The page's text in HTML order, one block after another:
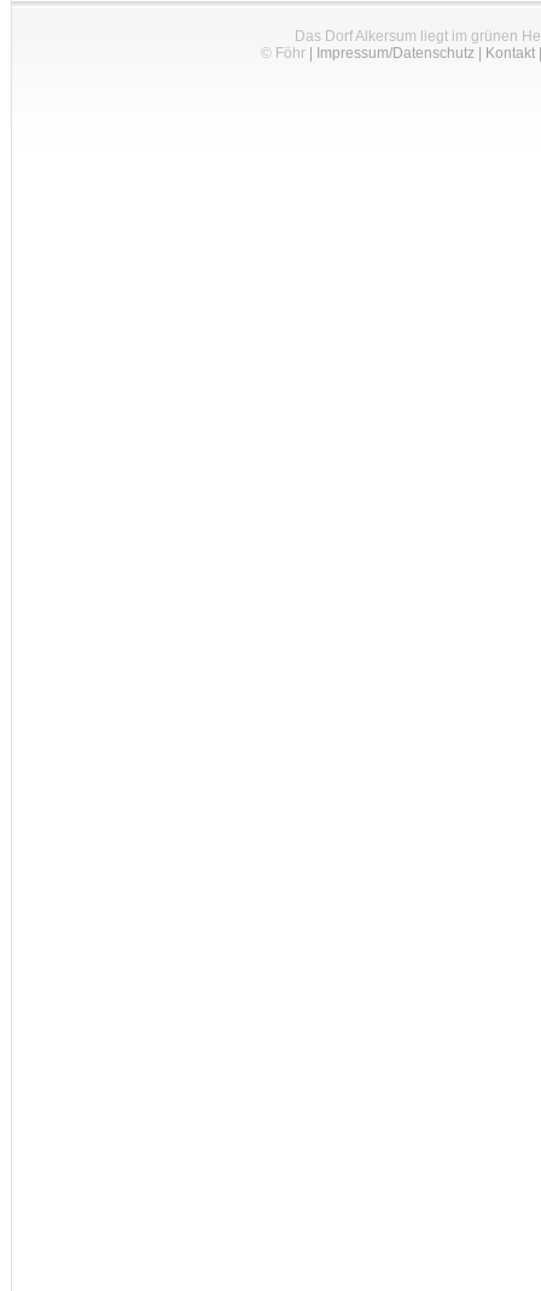
Das Dorf Alkersum liegt im grünen
© Föhr| Impressum/Datenschutz| Kontakt